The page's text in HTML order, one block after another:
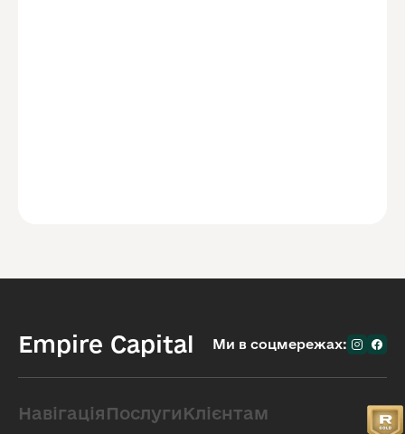
Empire Capital Ми в соцмережах:
НавігаціяПослугиКлієнтам